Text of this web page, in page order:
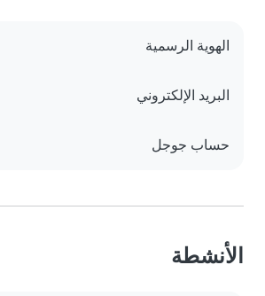
الهوية الرسمية
البريد الإلكتروني
حساب جوجل
الأنشطة